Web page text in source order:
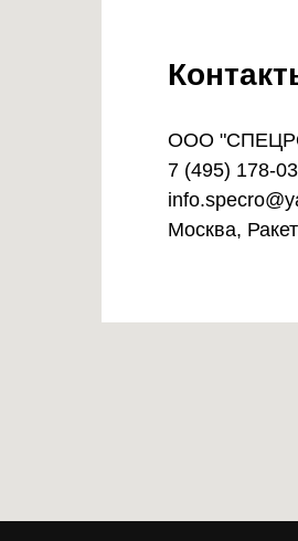
OOO
7 (495) 178-
Москва,